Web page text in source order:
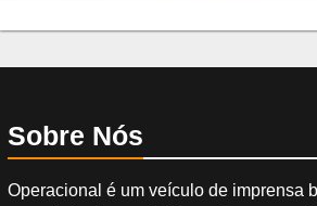
Sobre Nós
Operacional é um veículo de imprensa